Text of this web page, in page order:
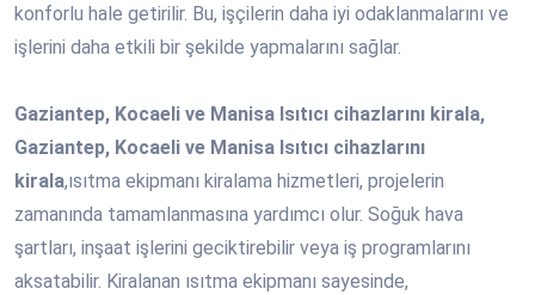
konforlu hale getirilir. Bu, işçilerin daha iyi odaklanmalarını ve
işlerini daha etkili bir şekilde yapmalarını sağlar.
Gaziantep, Kocaeli ve Manisa Isıtıcı cihazlarını kirala,
Gaziantep, Kocaeli ve Manisa Isıtıcı cihazlarını
kirala,ısıtma ekipmanı kiralama hizmetleri, projelerin
zamanında tamamlanmasına yardımcı olur. Soğuk hava
şartları, inşaat işlerini geciktirebilir veya iş programlarını
aksatabilir. Kiralanan ısıtma ekipmanı sayesinde,